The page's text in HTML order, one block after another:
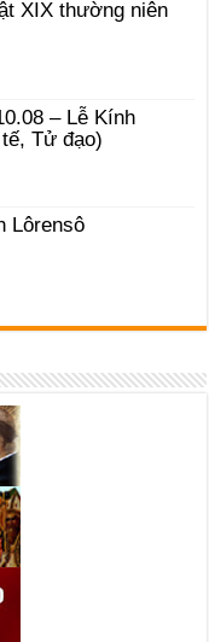
XIX thường niên
– Lễ Kính
Tử đạo)
Lôrensô